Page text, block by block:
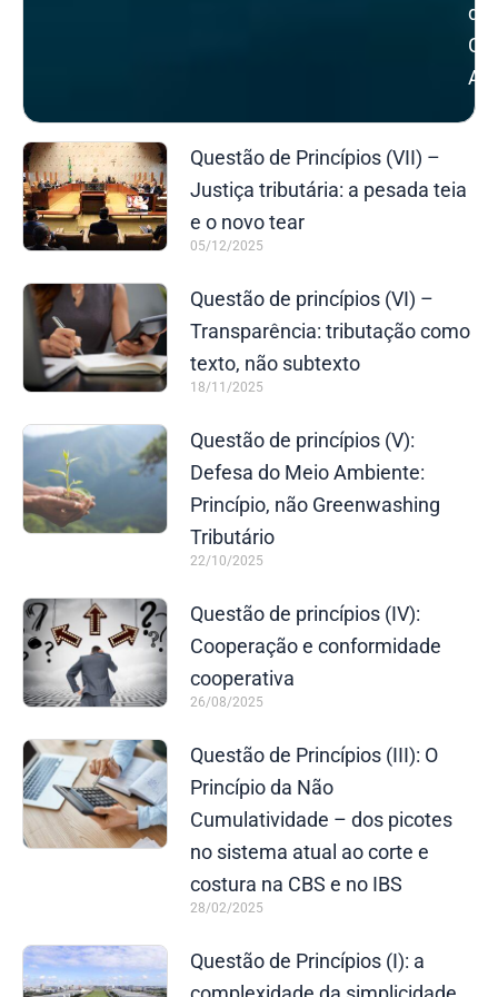
do
Questão de Princípios (VII) –
Justiça tributária: a pesada teia
e o novo tear
05/12/2025
Questão de princípios (VI) –
Transparência: tributação como
texto, não subtexto
18/11/2025
Questão de princípios (V):
Defesa do Meio Ambiente:
Princípio, não Greenwashing
Tributário
22/10/2025
Questão de princípios (IV):
Cooperação e conformidade
cooperativa
26/08/2025
Questão de Princípios (III): O
Princípio da Não
Cumulatividade – dos picotes
no sistema atual ao corte e
costura na CBS e no IBS
28/02/2025
Questão de Princípios (I): a